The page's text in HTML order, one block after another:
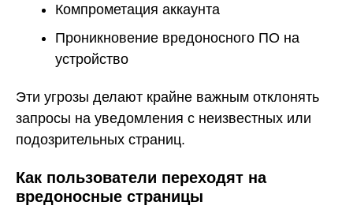
Компрометация аккаунта
Проникновение вредоносного ПО на
устройство
Эти угрозы делают крайне важным отклонять
запросы на уведомления с неизвестных или
подозрительных страниц.
Как пользователи переходят на
вредоносные страницы